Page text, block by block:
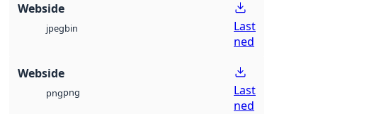
Webside
jpegbin
Last
ned
Webside
pngpng
Last
ned